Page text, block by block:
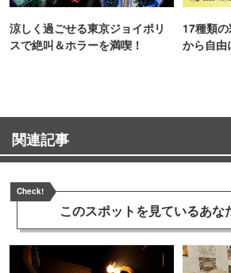
涼しく過ごせる東京ジョイポリ
スで絶叫＆ホラーを満喫！
17種類
から自由
関連記事
Check!
このスポットを見ているあな